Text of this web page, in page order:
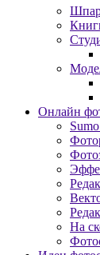
Онлайн
На